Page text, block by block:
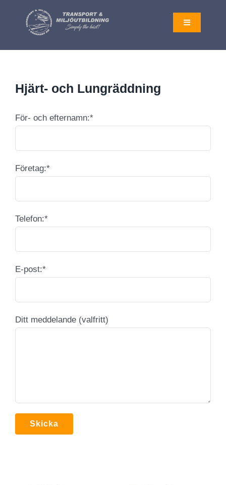
innehållet
Toggle
Navigation
UTBILDNINGAR
OM OSS
Hjärt- och Lungräddning
För- och efternamn:*
Företag:*
Telefon:*
E-post:*
Ditt meddelande (valfritt)